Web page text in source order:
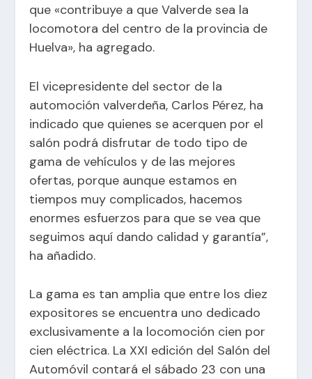
que «contribuye a que Valverde sea la
locomotora del centro de la provincia de
Huelva», ha agregado.
El vicepresidente del sector de la
automoción valverdeña, Carlos Pérez, ha
indicado que quienes se acerquen por el
salón podrá disfrutar de todo tipo de
gama de vehículos y de las mejores
ofertas, porque aunque estamos en
tiempos muy complicados, hacemos
enormes esfuerzos para que se vea que
seguimos aquí dando calidad y garantía”,
ha añadido.
La gama es tan amplia que entre los diez
expositores se encuentra uno dedicado
exclusivamente a la locomoción cien por
cien eléctrica. La XXI edición del Salón del
Automóvil contará el sábado 23 con una